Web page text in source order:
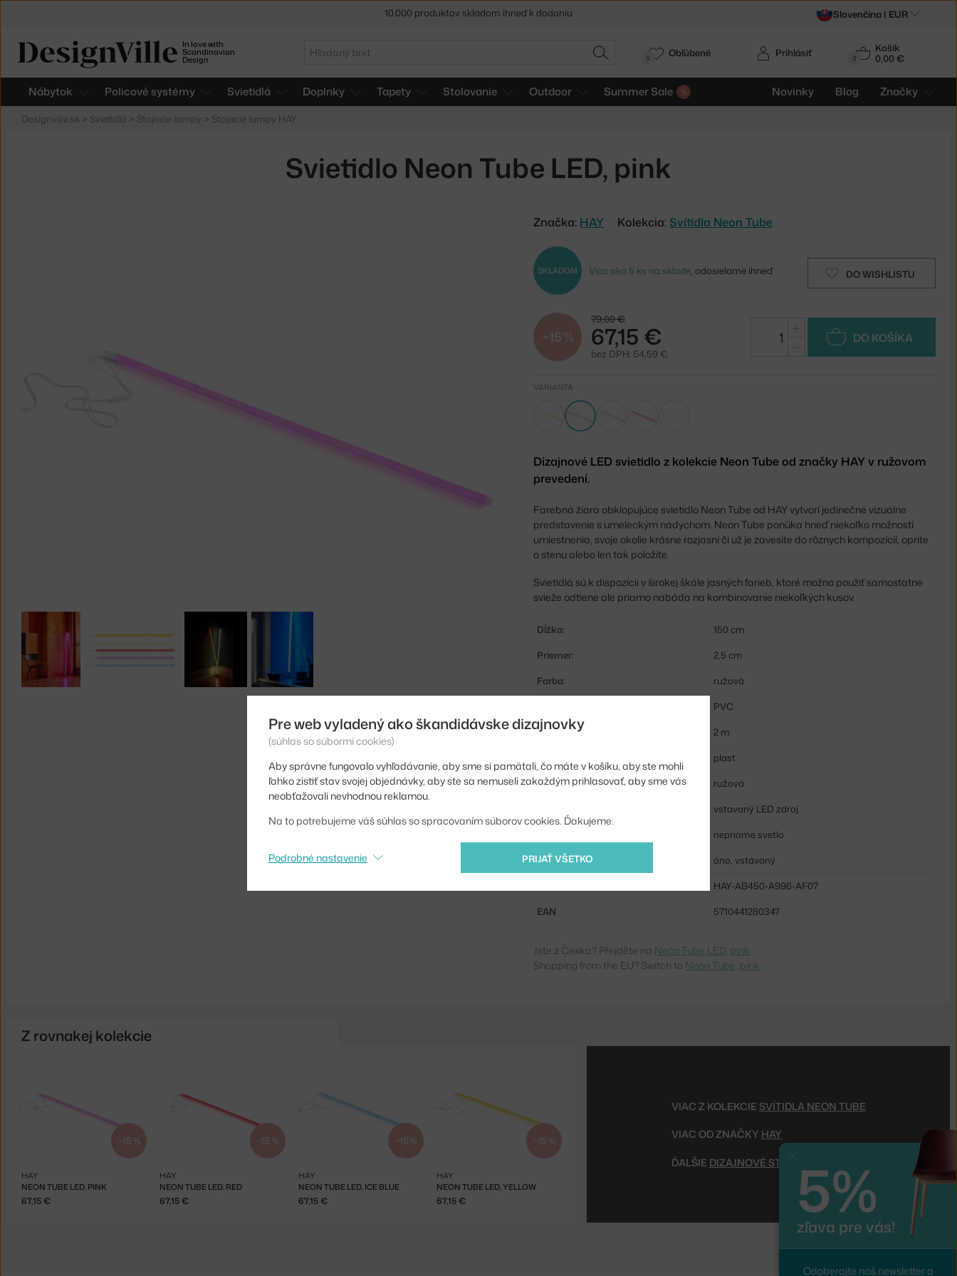
In love with
Scandinavian
Design
Hľadať
HĽADAŤ 0
Košík
0,00 €
Nábytok Policové systémy Svietidlá Doplnky Tapety Stolovanie Outdoor Summer Sale Novinky Blog Značky
Prihlásiť
0 Obľúbené
Designville.sk > Svietidlá > Stojacie lampy > Stojacie lampy HAY
Svietidlo Neon Tube LED, pink
Značka: HAY Kolekcia: Svítidla Neon Tube
DO WISHLISTU
SKLADOM Viac ako 5 ks na sklade, odosielame ihneď
−15 %
79,00 €
67,15 €
bez DPH: 54,59 €
DO KOŠÍKA
VARIANTA
Dizajnové LED svietidlo z kolekcie Neon Tube od značky HAY v ružovom
prevedení.
Farebná žiara obklopujúce svietidlo Neon Tube od HAY vytvorí jedinečné vizuálne
predstavenie s umeleckým nádychom. Neon Tube ponúka hneď niekoľko možností
umiestnenia, svoje okolie krásne rozjasní či už je zavesíte do rôznych kompozícií, oprite
o stenu alebo len tak položíte.
Svietidlá sú k dispozícii v širokej škále jasných farieb, ktoré možno použiť samostatne
svieže odtiene ale priamo nabáda na kombinovanie niekoľkých kusov.
Dĺžka:
150 cm
Priemer:
2,5 cm
Farba:
ružová
PVC
Dĺžka kábla:
2 m
plast
Farba svetla:
ružová
vstavaný LED zdroj
nepriame svetlo
Zdroj súčasťou:
áno, vstávaný
HAY-AB450-A996-AF07
EAN
5710441280347
Jste z Česka? Přejděte na Neon Tube LED, pink
Shopping from the EU? Switch to Neon Tube, pink
Z rovnakej kolekcie
−15 %
NEON TUBE LED, PINK
HAY
67,15 €
−15 %
NEON TUBE LED, RED
HAY
67,15 €
−15 %
NEON TUBE LED, ICE BLUE
HAY
67,15 €
−15 %
NEON TUBE LED, YELLOW
HAY
67,15 €
VIAC Z KOLEKCIE SVÍTIDLA NEON TUBE
VIAC OD ZNAČKY HAY
ĎALŠIE DIZAJNOVÉ STOJACIE LAMPY
5 % zľava pre odberateľovnewslettera Slovenčina | EUR
Pre web vyladený ako škandidávske dizajnovky
(súhlas so súbormi cookies)
Aby správne fungovalo vyhľadávanie, aby sme si pamätali, čo máte v košíku, aby ste mohli
ľahko zistiť stav svojej objednávky, aby ste sa nemuseli zakaždým prihlasovať, aby sme vás
neobťažovali nevhodnou reklamou.
Na to potrebujeme váš súhlas so spracovaním súborov cookies. Ďakujeme.
PRIJAŤ VŠETKO
Podrobné nastavenie
5%
zľava pre vás!
Odoberajte náš newsletter a